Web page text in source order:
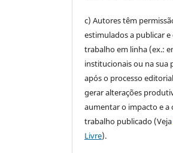
c) Autores têm
estimulados a publicar
trabalho em linha (ex.:
institucionais ou na sua
após o processo
gerar alterações
aumentar o impacto e a
trabalho publicado
Livre).